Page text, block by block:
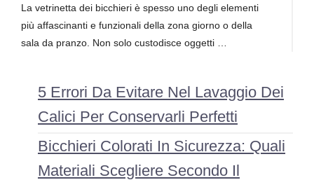
La vetrinetta dei bicchieri è spesso uno degli elementi
più affascinanti e funzionali della zona giorno o della
sala da pranzo. Non solo custodisce oggetti …
5 Errori Da Evitare Nel Lavaggio Dei
Calici Per Conservarli Perfetti
Bicchieri Colorati In Sicurezza: Quali
Materiali Scegliere Secondo Il